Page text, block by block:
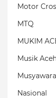
Motor
MTQ
MUKIM
Musik
Nasional